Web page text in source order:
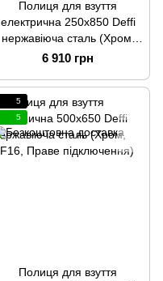
Полиця для взуття
електрична 250x850 Deffi
нержавіюча сталь (Хром,
EF16, Праве підключення)
6 910 грн
5
5
Полиця для взуття